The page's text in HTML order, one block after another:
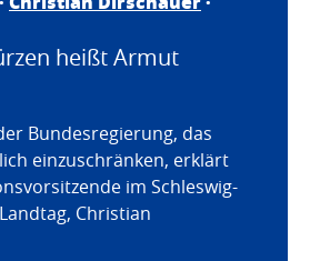
heißt Armut
Bundesregierung, das
einzuschränken, erklärt
im Schleswig-
Christian